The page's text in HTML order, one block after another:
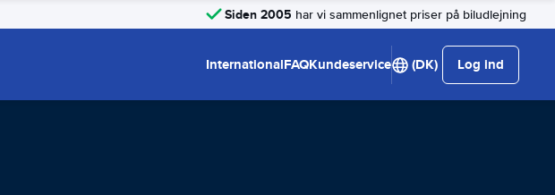
Siden 2005 har vi sammenlignet priser på biludlejning
InternationalFAQKundeservice (DK) Log ind